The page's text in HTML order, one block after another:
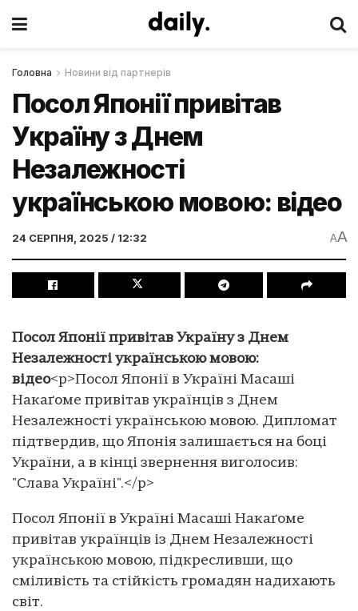
Головна Новини від партнерів
Посол Японії привітав
Україну з Днем
Незалежності
українською мовою: відео
24 СЕРПНЯ, 2025 / 12:32 AA
Посол Японії привітав Україну з Днем
Незалежності українською мовою:
відео<p>Посол Японії в Україні Масаші
Накаґоме привітав українців з Днем
Незалежності українською мовою. Дипломат
підтвердив, що Японія залишається на боці
України, а в кінці звернення виголосив:
"Слава Україні".</p>
Посол Японії в Україні Масаші Накаґоме
привітав українців із Днем Незалежності
українською мовою, підкресливши, що
сміливість та стійкість громадян надихають
світ.